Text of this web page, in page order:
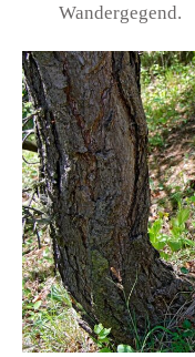
Wandergegend.